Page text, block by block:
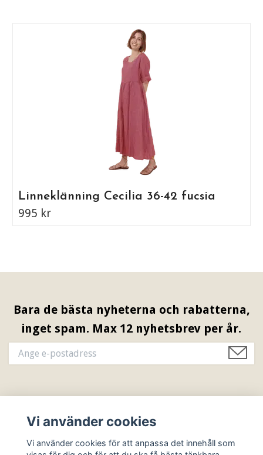
Linneklänning Cecilia 36-42 fucsia
995 kr
Bara de bästa nyheterna och rabatterna,
inget spam. Max 12 nyhetsbrev per år.
Sociala medier
Vi använder cookies
Vi använder cookies för att anpassa det innehåll som